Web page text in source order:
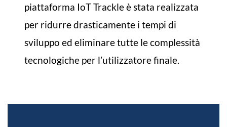
piattaforma IoT Trackle è stata realizzata
per ridurre drasticamente i tempi di
sviluppo ed eliminare tutte le complessità
tecnologiche per l’utilizzatore finale.